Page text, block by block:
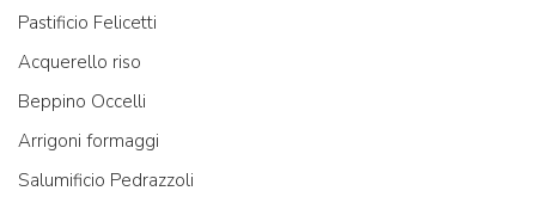
Pastificio Felicetti
Acquerello riso
Beppino Occelli
Arrigoni formaggi
Salumificio Pedrazzoli